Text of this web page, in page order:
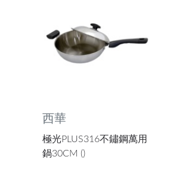
西華
極光PLUS316不鏽鋼萬用
鍋30CM ()